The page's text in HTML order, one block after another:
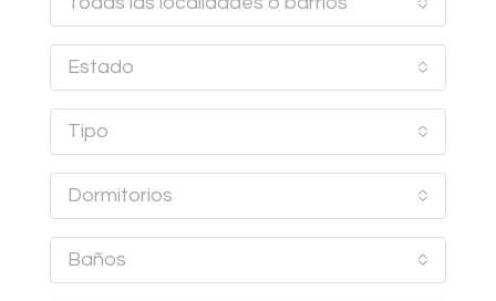
Estado
Tipo
Dormitorios
Baños